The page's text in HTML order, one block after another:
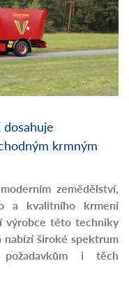
dosahuje
krmným
zemědělství,
a kvalitního krmení
výrobce této techniky
široké spektrum
i těch